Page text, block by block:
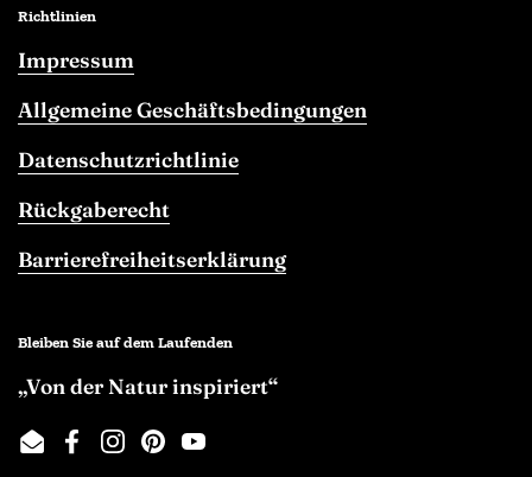
Richtlinien
Impressum
Allgemeine Geschäftsbedingungen
Datenschutzrichtlinie
Rückgaberecht
Barrierefreiheitserklärung
Bleiben Sie auf dem Laufenden
„Von der Natur inspiriert“
EmailFacebook
Instagram
PinterestYouTube